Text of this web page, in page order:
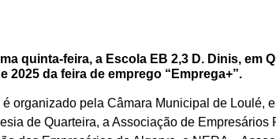
quinta-feira, a Escola EB 2,3 D. Dinis, em
2025 da feira de emprego “Emprega+”.
é organizado pela Câmara Municipal de Loulé,
de Quarteira, a Associação de Empresários